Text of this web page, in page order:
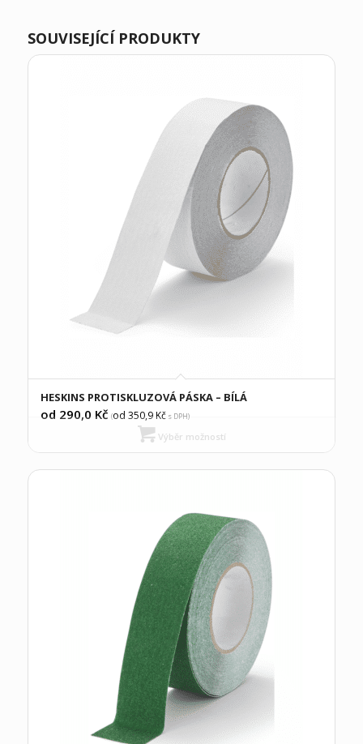
SOUVISEJÍCÍ PRODUKTY
HESKINS PROTISKLUZOVÁ PÁSKA – BÍLÁ
od 290,0 Kč (od 350,9Kčs DPH)
Výběr možností